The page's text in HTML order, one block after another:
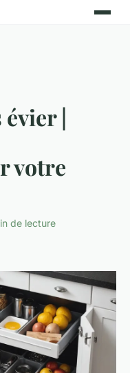
|
votre
de lecture